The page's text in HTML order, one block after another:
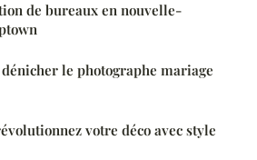
de bureaux en nouvelle-
le photographe mariage
votre déco avec style